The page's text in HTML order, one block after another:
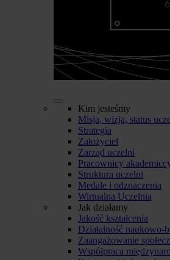
Kim jesteśmy
Misja, wizja, status
Strategia
Założyciel
Zarząd uczelni
Pracownicy
Struktura uczelni
Medale i odznaczenia
Wirtualna Uczelnia
Jak działamy
Jakość kształcenia
Działalność naukowo-
Zaangażowanie
Współpraca